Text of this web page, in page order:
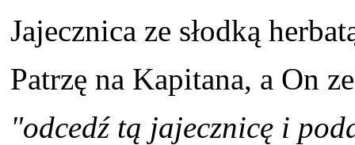
Jajecznica ze słodką
Patrzę na Kapitana, a On
"odcedź tą jajecznicę i